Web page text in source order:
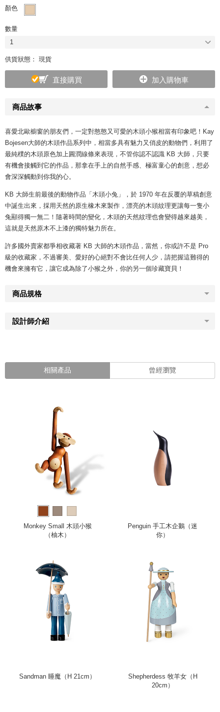
商品故事
喜愛北歐櫥窗的朋友們，一定對憨憨又可愛的木頭小猴相當有印象吧！Kay
Bojesen大師的木頭作品系列中，相當多具有魅力又俏皮的動物們，利用了
最純樸的木頭原色加上圓潤線條來表現，不管你認不認識 KB 大師，只要
有機會接觸到它的作品，那拿在手上的自然手感、極富童心的創意，想必
會深深觸動到你我的心。
KB 大師生前最後的動物作品「木頭小兔」，於 1970 年在反覆的草稿創意
中誕生出來，採用天然的原生橡木來製作，漂亮的木頭紋理更讓每一隻小
兔顯得獨一無二！隨著時間的變化，木頭的天然紋理也會變得越來越美，
這就是天然原木不上漆的獨特魅力所在。
許多國外賣家都爭相收藏著 KB 大師的木頭作品，當然，你或許不是 Pro
級的收藏家，不過審美、愛好的心絕對不會比任何人少，請把握這難得的
機會來擁有它，讓它成為除了小猴之外，你的另一個珍藏寶貝！
商品規格
設計師介紹
顏色
數量
1
供貨狀態： 現貨
直接購買 加入購物車
相關產品 曾經瀏覽
Monkey Small 木頭小猴
（柚木）
Penguin 手工木企鵝（迷
你）
Sandman 睡魔（H 21cm）
Shepherdess 牧羊女（H
20cm）